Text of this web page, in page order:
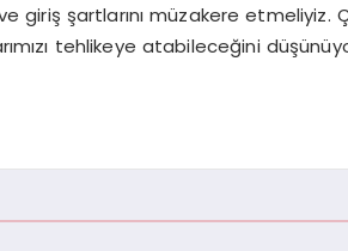
ve giriş şartlarını müzakere etmeliyiz.
tehlikeye atabileceğini